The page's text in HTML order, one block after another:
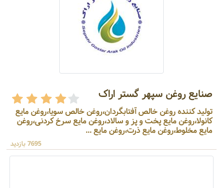
صنایع روغن سپهر گستر اراک
تولید کننده روغن خالص آفتابگردان،روغن خالص سویا،روغن مایع
کانولا،روغن مایع پخت و پز و سالاد،روغن مایع سرخ کردنی،روغن
مایع مخلوط،روغن مایع ذرت،روغن مایع ...
7695 بازدید